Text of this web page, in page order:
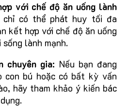
với chế độ ăn uống lành
chỉ có thể phát huy tối đa
kết hợp với chế độ ăn uống
lành mạnh.
chuyên gia: Nếu bạn đang
con bú hoặc có bất kỳ vấn
hãy tham khảo ý kiến bác